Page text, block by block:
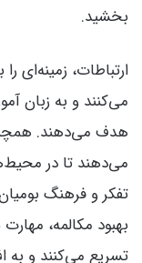
بخشید.
ارتباطات، زمینه‌ای
می‌کنند و به زبان
هدف می‌دهند.
می‌دهند تا در
تفکر و فرهنگ
بهبود مکالمه،
تسریع می‌کنند و به